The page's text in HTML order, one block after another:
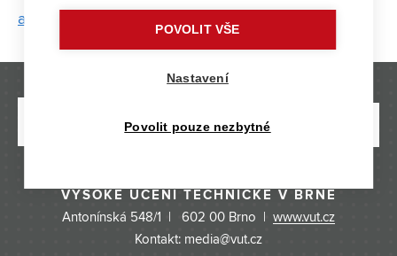
a bojovat za studenty, říká kandidátka za VUT
VYSOKÉ UČENÍ TECHNICKÉ V BRNĚ
Antonínská 548/1 | 602 00 Brno | www.vut.cz
Kontakt: media@vut.cz
POVOLIT VŠE
Nastavení
Povolit pouze nezbytné